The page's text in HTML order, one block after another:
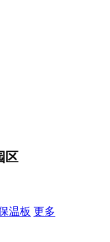
区
温板 更多